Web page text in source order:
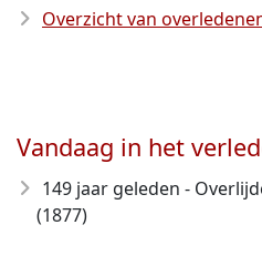
Overzicht van
Vandaag in het
149 jaar geleden -
(1877)